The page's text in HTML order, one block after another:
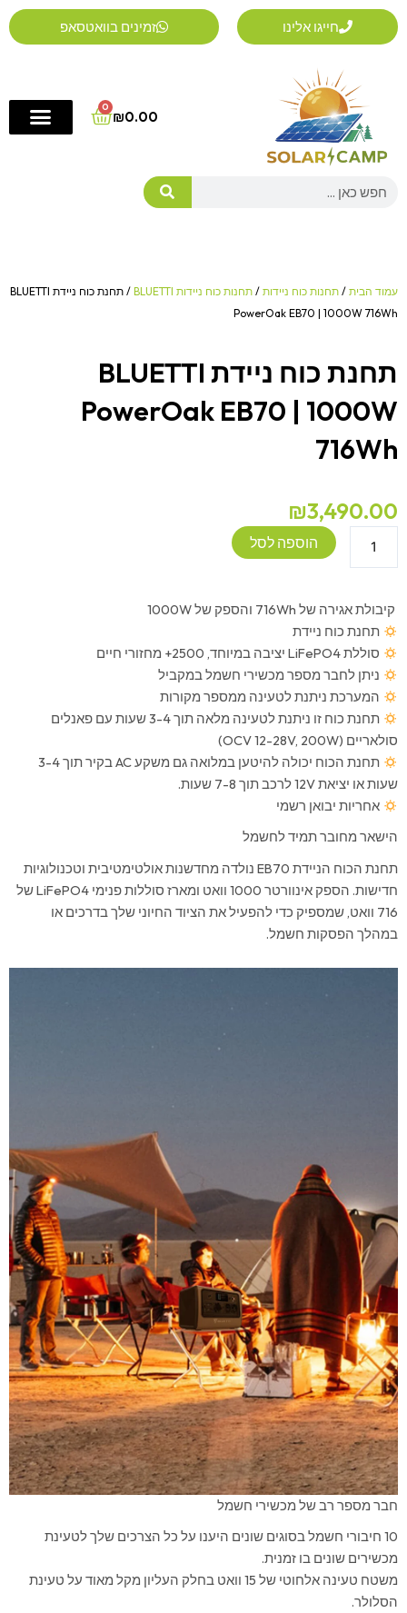
דילוג
לתוכן
חייגו אלינו זמינים בוואטסאפ
₪0.00
0
Cart
Search
עמוד הבית / תחנות כוח ניידות / תחנות כוח ניידות BLUETTI
/ תחנת כוח ניידת BLUETTI
PowerOak EB70 | 1000W 716Wh
תחנת כוח ניידת BLUETTI
PowerOak EB70 | 1000W
716Wh
₪3,490.00
ניידת
BLUETTI
PowerOak
EB70
1000W
716Wh
הוספה לסל
קיבולת אגירה של 716Wh והספק של 1000W
תחנת כוח ניידת
סוללת LiFePO4 יציבה במיוחד, 2500+ מחזורי חיים
ניתן לחבר מספר מכשירי חשמל במקביל
המערכת ניתנת לטעינה ממספר מקורות
תחנת כוח זו ניתנת לטעינה מלאה תוך 3-4 שעות עם פאנלים
סולאריים (OCV 12-28V, 200W)
תחנת הכוח יכולה להיטען במלואה גם משקע AC בקיר תוך 3-4
שעות או יציאת 12V לרכב תוך 7-8 שעות.
אחריות יבואן רשמי
הישאר מחובר תמיד לחשמל
תחנת הכוח הניידת EB70 נולדה מחדשנות אולטימטיבית וטכנולוגיות
חדישות. הספק אינוורטר 1000 וואט ומארז סוללות פנימי LiFePO4 של
716 וואט, שמספיק כדי להפעיל את הציוד החיוני שלך בדרכים או
במהלך הפסקות חשמל.
חבר מספר רב של מכשירי חשמל
10 חיבורי חשמל בסוגים שונים היענו על כל הצרכים שלך לטעינת
מכשירים שונים בו זמנית.
משטח טעינה אלחוטי של 15 וואט בחלק העליון מקל מאוד על טעינת
הסלולר.